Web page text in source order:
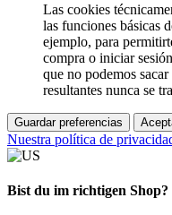
Las cookies
las funciones básicas
ejemplo, para
compra o iniciar
que no podemos
resultantes nunca se
Guardar preferencias
Nuestra política de
Bist du im richtigen Shop?